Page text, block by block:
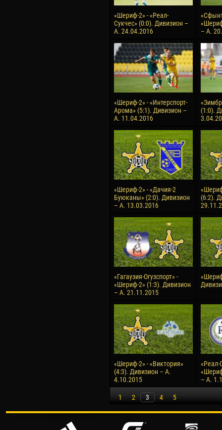
«Шериф-2» - «Реал-
Сукчес» (0:0). Дивизион –
А. 24.04.2016
– А.
«Шериф-2» - «Интерспорт-
Арома» (5:1). Дивизион –
А. 11.04.2016
(1:0).
«Шериф-2» - «Дачия-2
Буюканы» (2:0). Дивизион
– А. 13.03.2016
(6:2).
«Гагаузия-Огузспорт» -
«Шериф-2» (1:3). Дивизион
– А. 21.11.2015
«Шериф-2» - «Виктория»
(4:3). Дивизион – А.
4.10.2015
«Реал-
– А.
1 2 3 4 5